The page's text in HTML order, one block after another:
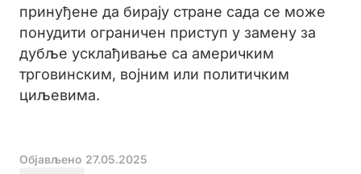
принуђене да бирају стране сада се може
понудити ограничен приступ у замену за
дубље усклађивање са америчким
трговинским, војним или политичким
циљевима.
Објављено 27.05.2025